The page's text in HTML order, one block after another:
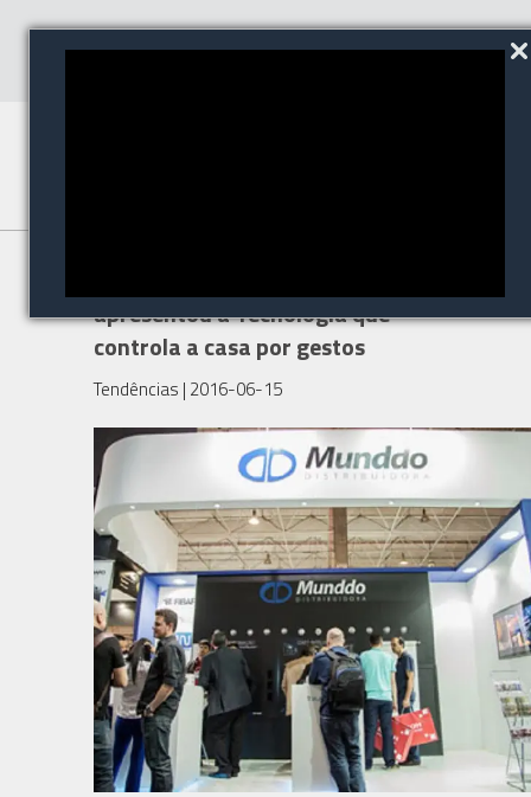
apresentou a Tecnologia que
controla a casa por gestos
Tendências | 2016-06-15